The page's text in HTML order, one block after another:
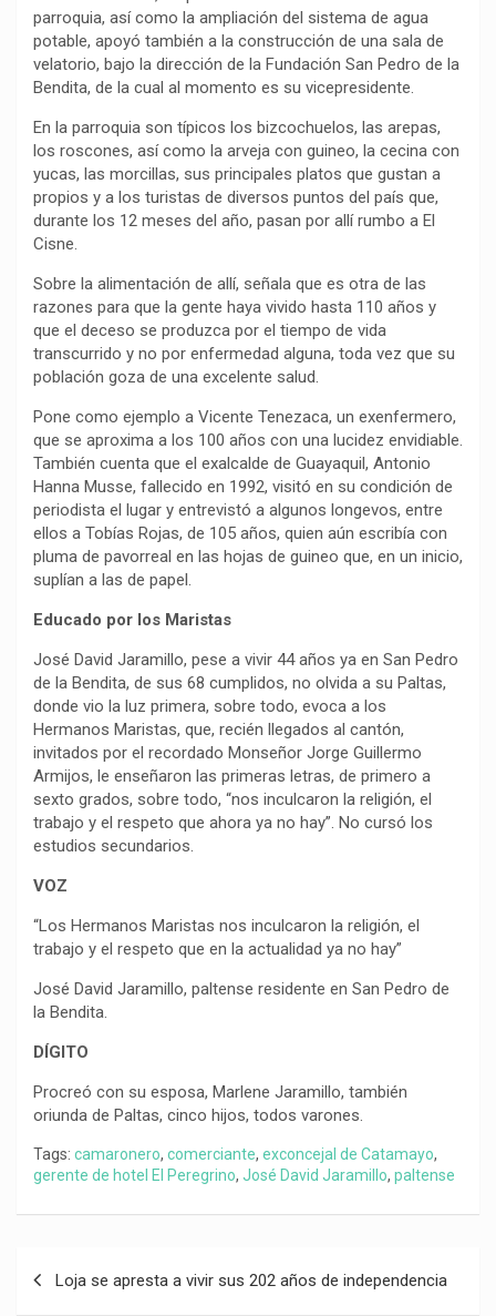
parroquia, así como la ampliación del sistema de agua
potable, apoyó también a la construcción de una sala de
velatorio, bajo la dirección de la Fundación San Pedro de la
Bendita, de la cual al momento es su vicepresidente.
En la parroquia son típicos los bizcochuelos, las arepas,
los roscones, así como la arveja con guineo, la cecina con
yucas, las morcillas, sus principales platos que gustan a
propios y a los turistas de diversos puntos del país que,
durante los 12 meses del año, pasan por allí rumbo a El
Cisne.
Sobre la alimentación de allí, señala que es otra de las
razones para que la gente haya vivido hasta 110 años y
que el deceso se produzca por el tiempo de vida
transcurrido y no por enfermedad alguna, toda vez que su
población goza de una excelente salud.
Pone como ejemplo a Vicente Tenezaca, un exenfermero,
que se aproxima a los 100 años con una lucidez envidiable.
También cuenta que el exalcalde de Guayaquil, Antonio
Hanna Musse, fallecido en 1992, visitó en su condición de
periodista el lugar y entrevistó a algunos longevos, entre
ellos a Tobías Rojas, de 105 años, quien aún escribía con
pluma de pavorreal en las hojas de guineo que, en un inicio,
suplían a las de papel.
Educado por los Maristas
José David Jaramillo, pese a vivir 44 años ya en San Pedro
de la Bendita, de sus 68 cumplidos, no olvida a su Paltas,
donde vio la luz primera, sobre todo, evoca a los
Hermanos Maristas, que, recién llegados al cantón,
invitados por el recordado Monseñor Jorge Guillermo
Armijos, le enseñaron las primeras letras, de primero a
sexto grados, sobre todo, “nos inculcaron la religión, el
trabajo y el respeto que ahora ya no hay”. No cursó los
estudios secundarios.
VOZ
“Los Hermanos Maristas nos inculcaron la religión, el
trabajo y el respeto que en la actualidad ya no hay”
José David Jaramillo, paltense residente en San Pedro de
la Bendita.
DÍGITO
Procreó con su esposa, Marlene Jaramillo, también
oriunda de Paltas, cinco hijos, todos varones.
Tags: camaronero, comerciante, exconcejal de Catamayo,
gerente de hotel El Peregrino, José David Jaramillo, paltense
Loja se apresta a vivir sus 202 años de independencia